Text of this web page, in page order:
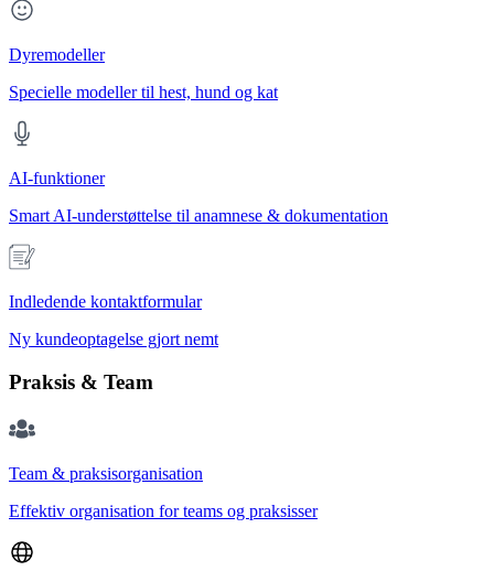
Dyremodeller
Specielle modeller til hest, hund og kat
AI-funktioner
Smart AI-understøttelse til anamnese & dokumentation
Indledende kontaktformular
Ny kundeoptagelse gjort nemt
Praksis & Team
Team & praksisorganisation
Effektiv organisation for teams og praksisser